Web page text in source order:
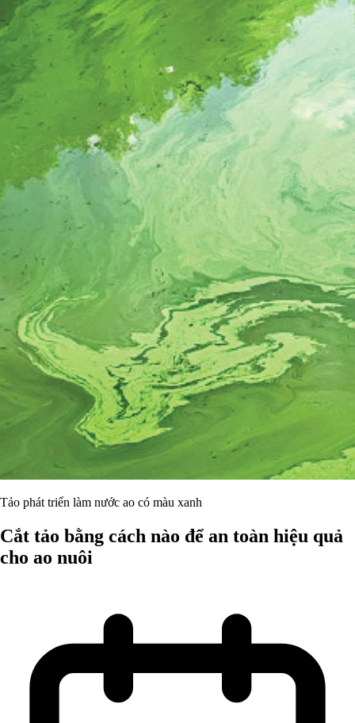
Tảo phát triển làm nước ao có màu xanh
Cắt tảo bằng cách nào để an toàn hiệu quả
cho ao nuôi